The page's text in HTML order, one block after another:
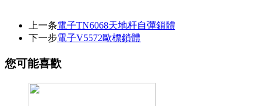
上一条電子TN6068天地杆自彈鎖體
下一步電子V5572歐標鎖體
您可能喜歡